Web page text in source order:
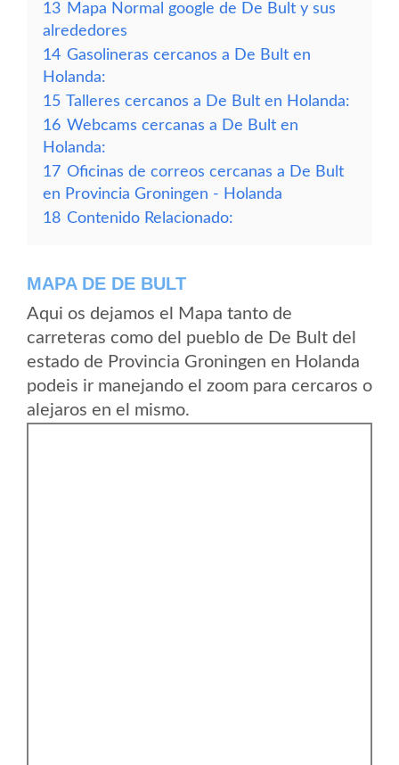
13 Mapa Normal google de De Bult y sus
alrededores
14 Gasolineras cercanos a De Bult en
Holanda:
15 Talleres cercanos a De Bult en Holanda:
16 Webcams cercanas a De Bult en
Holanda:
17 Oficinas de correos cercanas a De Bult
en Provincia Groningen - Holanda
18 Contenido Relacionado:
MAPA DE DE BULT
Aqui os dejamos el Mapa tanto de
carreteras como del pueblo de De Bult del
estado de Provincia Groningen en Holanda
podeis ir manejando el zoom para cercaros o
alejaros en el mismo.